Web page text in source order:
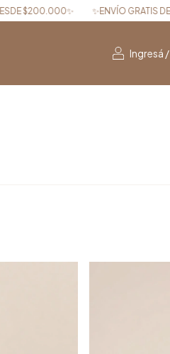
✨ENVÍO GRATIS DESDE $200.000✨
Ingresá /